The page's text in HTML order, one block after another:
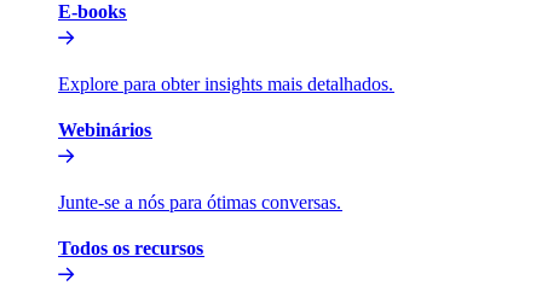
E-books​​
Explore para obter insights mais detalhados.​​
Webinários​​
Junte-se a nós para ótimas conversas.​​
Todos os recursos​​